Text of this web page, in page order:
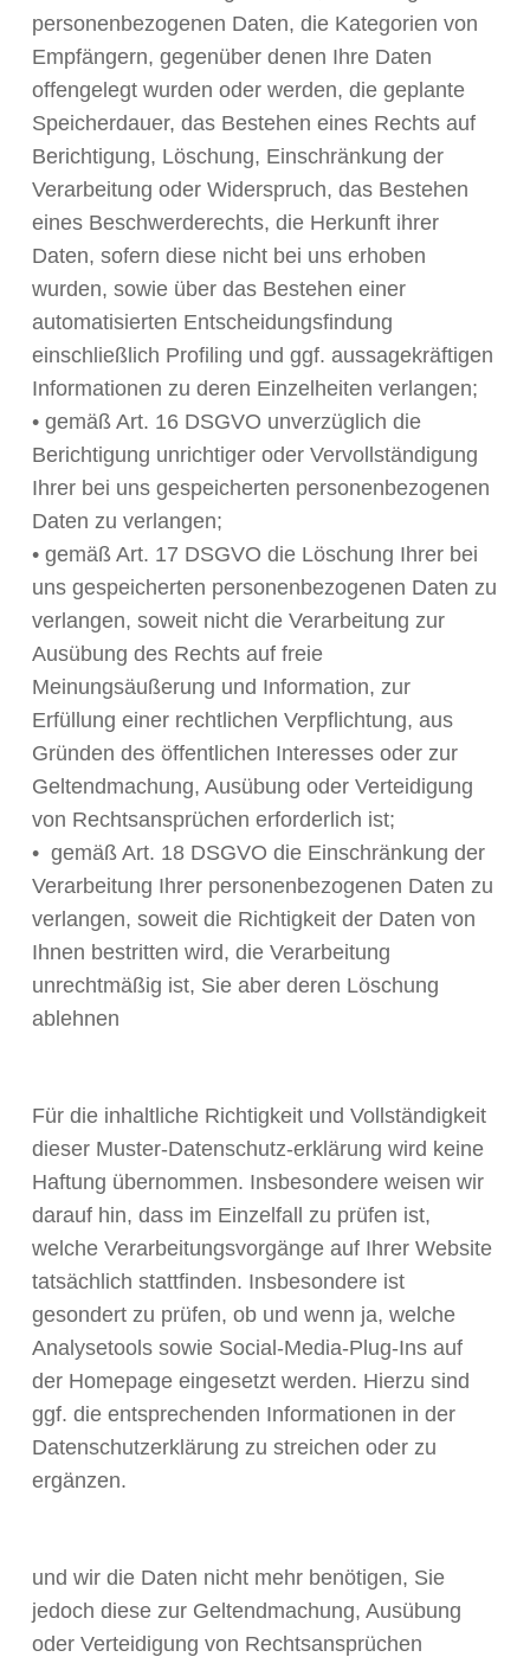
personenbezogenen Daten, die Kategorien von
Empfängern, gegenüber denen Ihre Daten
offengelegt wurden oder werden, die geplante
Speicherdauer, das Bestehen eines Rechts auf
Berichtigung, Löschung, Einschränkung der
Verarbeitung oder Widerspruch, das Bestehen
eines Beschwerderechts, die Herkunft ihrer
Daten, sofern diese nicht bei uns erhoben
wurden, sowie über das Bestehen einer
automatisierten Entscheidungsfindung
einschließlich Profiling und ggf. aussagekräftigen
Informationen zu deren Einzelheiten verlangen;
• gemäß Art. 16 DSGVO unverzüglich die
Berichtigung unrichtiger oder Vervollständigung
Ihrer bei uns gespeicherten personenbezogenen
Daten zu verlangen;
• gemäß Art. 17 DSGVO die Löschung Ihrer bei
uns gespeicherten personenbezogenen Daten zu
verlangen, soweit nicht die Verarbeitung zur
Ausübung des Rechts auf freie
Meinungsäußerung und Information, zur
Erfüllung einer rechtlichen Verpflichtung, aus
Gründen des öffentlichen Interesses oder zur
Geltendmachung, Ausübung oder Verteidigung
von Rechtsansprüchen erforderlich ist;
• gemäß Art. 18 DSGVO die Einschränkung der
Verarbeitung Ihrer personenbezogenen Daten zu
verlangen, soweit die Richtigkeit der Daten von
Ihnen bestritten wird, die Verarbeitung
unrechtmäßig ist, Sie aber deren Löschung
ablehnen
Für die inhaltliche Richtigkeit und Vollständigkeit
dieser Muster-Datenschutz-erklärung wird keine
Haftung übernommen. Insbesondere weisen wir
darauf hin, dass im Einzelfall zu prüfen ist,
welche Verarbeitungsvorgänge auf Ihrer Website
tatsächlich stattfinden. Insbesondere ist
gesondert zu prüfen, ob und wenn ja, welche
Analysetools sowie Social-Media-Plug-Ins auf
der Homepage eingesetzt werden. Hierzu sind
ggf. die entsprechenden Informationen in der
Datenschutzerklärung zu streichen oder zu
ergänzen.
und wir die Daten nicht mehr benötigen, Sie
jedoch diese zur Geltendmachung, Ausübung
oder Verteidigung von Rechtsansprüchen